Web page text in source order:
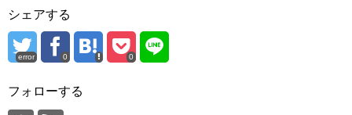
シェアする
error 0 0
フォローする